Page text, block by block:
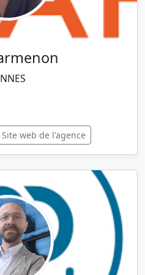
Site web de l'agence